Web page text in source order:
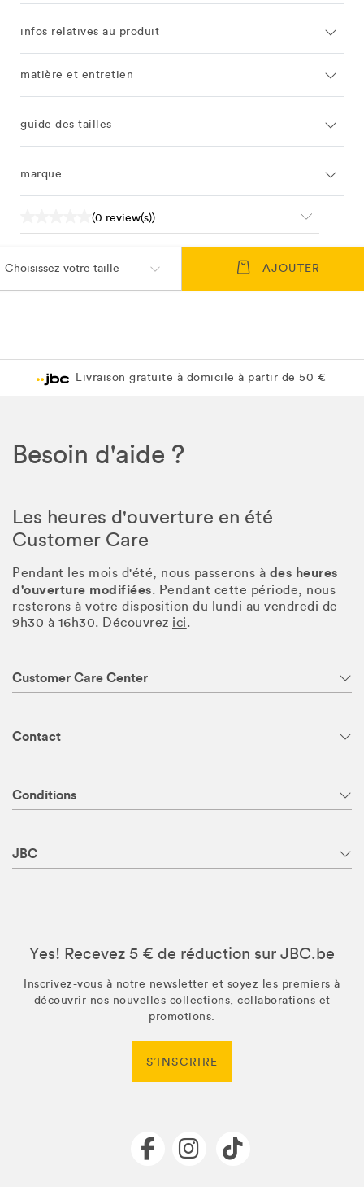
infos relatives au produit
matière et entretien
guide des tailles
marque
(0 review(s))
Choisissez votre taille AJOUTER
Livraison gratuite à domicile à partir de 50 €
Besoin d'aide ?
Les heures d'ouverture en été
Customer Care
Pendant les mois d'été, nous passerons à des heures
d'ouverture modifiées. Pendant cette période, nous
resterons à votre disposition du lundi au vendredi de
9h30 à 16h30. Découvrez ici.
Customer Care Center
Contact
Conditions
JBC
Yes! Recevez 5 € de réduction sur JBC.be
Inscrivez-vous à notre newsletter et soyez les premiers à
découvrir nos nouvelles collections, collaborations et
promotions.
S’INSCRIRE